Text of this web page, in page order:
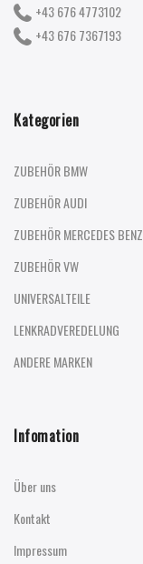
+43 676 4773102
+43 676 7367193
Kategorien
ZUBEHÖR BMW
ZUBEHÖR AUDI
ZUBEHÖR MERCEDES BENZ
ZUBEHÖR VW
UNIVERSALTEILE
LENKRADVEREDELUNG
ANDERE MARKEN
Infomation
Über uns
Kontakt
Impressum